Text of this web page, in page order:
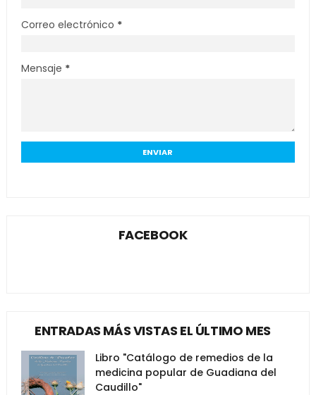
Correo electrónico *
Mensaje *
FACEBOOK
ENTRADAS MÁS VISTAS EL ÚLTIMO MES
Libro "Catálogo de remedios de la
medicina popular de Guadiana del
Caudillo"